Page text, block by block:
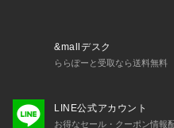
予告なく変更することがあり
い。ミズノ MIZUNOスーパ
ンプレッション 長袖 ロング
ンズ めんず 男性 12JAAP10
&mallデスク
ららぽーと受取なら送料無料
LINE公式アカウント
お得なセール・クーポン情報